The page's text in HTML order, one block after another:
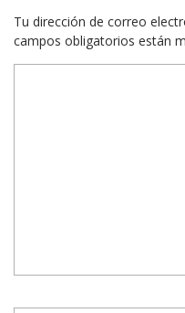
Tu dirección de correo
campos obligatorios están